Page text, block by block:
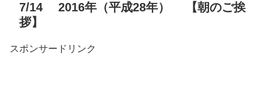
7/14 2016年（平成28年） 【朝のご挨
拶】
スポンサードリンク